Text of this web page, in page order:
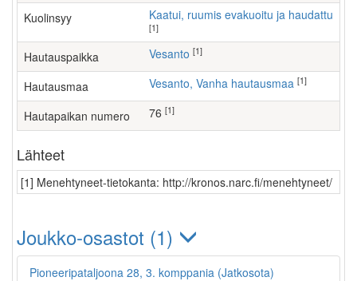
Kuolinsyy Kaatui, ruumis evakuoitu ja haudattu
[1]
Hautauspaikka Vesanto [1]
Hautausmaa Vesanto, Vanha hautausmaa [1]
Hautapaikan numero 76 [1]
Lähteet
[1] Menehtyneet-tietokanta: http://kronos.narc.fi/menehtyneet/
Joukko-osastot (1)
Pioneeripataljoona 28, 3. komppania (Jatkosota)